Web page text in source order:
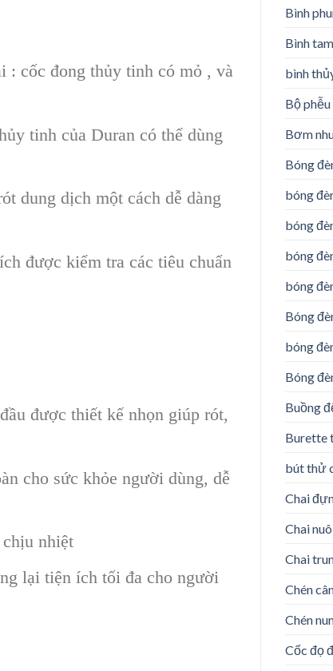
Bình
Bình
bình
Bộ
Bơm
Bóng
bóng
bóng
bóng
bóng
Bóng
bóng
Bóng
Buồng
Burette
bút thử
Chai
Chai
Chai
Chén
Chén
Cốc đọ
: cốc đong thủy tinh có mỏ , và
tinh của Duran có thể dùng
dung dịch một cách dễ dàng
được kiểm tra các tiêu chuẩn
được thiết kế nhọn giúp rót,
cho sức khỏe người dùng, dễ
nhiệt
lại tiện ích tối đa cho người